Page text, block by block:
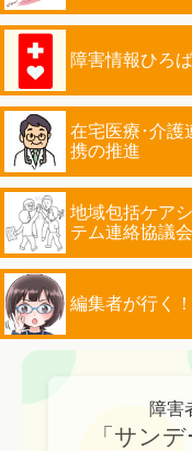
障害情報ひろば
在宅医療･介護
携の推進
地域包括ケア
テム連絡協議会
編集者が行く！
障害
「サン